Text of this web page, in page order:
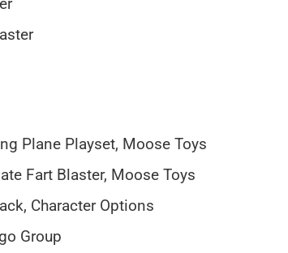
Plane Playset, Moose Toys
Fart Blaster, Moose Toys
Character Options
Group